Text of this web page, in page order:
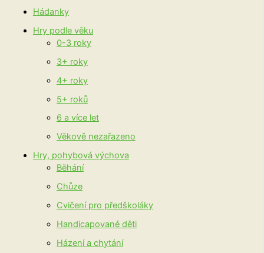
Hádanky
Hry podle věku
0-3 roky
3+ roky
4+ roky
5+ roků
6 a více let
Věkově nezařazeno
Hry, pohybová výchova
Běhání
Chůze
Cvičení pro předškoláky
Handicapované děti
Házení a chytání